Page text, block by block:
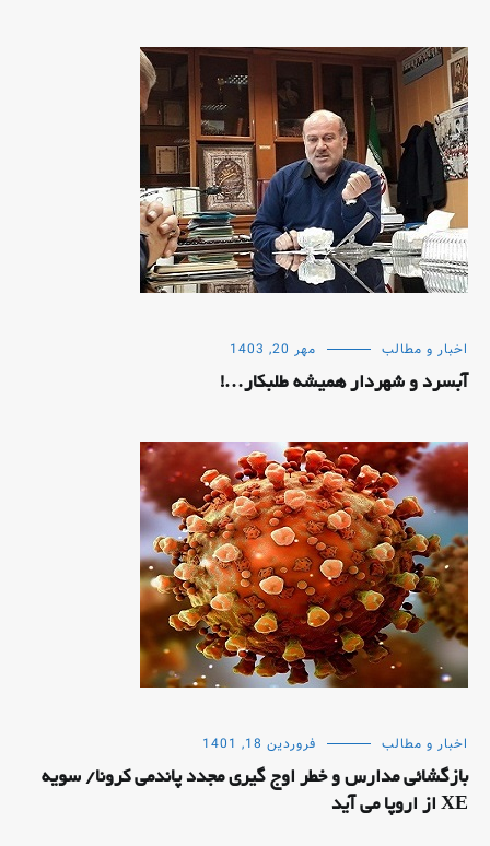
اخبار و مطالب مهر 20, 1403
آبسرد و شهردار همیشه طلبکار…!
اخبار و مطالب فروردین 18, 1401
بازگشائی مدارس و خطر اوج گیری مجدد پاندمی کرونا/ سویه
XE از اروپا می آید